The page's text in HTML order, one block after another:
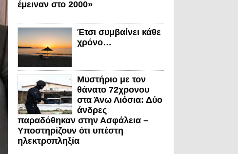
έμειναν στο 2000»
Έτσι συμβαίνει κάθε
χρόνο…
Μυστήριο με τον
θάνατο 72χρονου
στα Άνω Λιόσια: Δύο
άνδρες
παραδόθηκαν στην Ασφάλεια –
Υποστηρίζουν ότι υπέστη
ηλεκτροπληξία